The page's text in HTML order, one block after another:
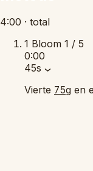
4:00 · total
1 Bloom 1 / 5
0:00
45s
Vierte 75g en